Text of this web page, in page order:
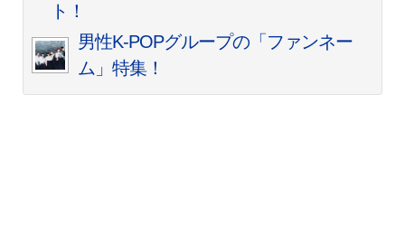
ト！
男性K-POPグループの「ファンネー
ム」特集！